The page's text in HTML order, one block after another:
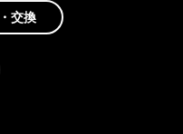
交換